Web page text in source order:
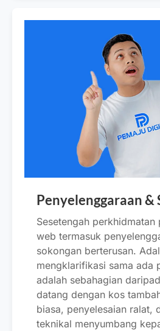
Penyelenggaraan &
Sesetengah perkhidmatan
web termasuk
sokongan berterusan.
mengklarifikasi sama ada
adalah sebahagian
datang dengan kos
biasa, penyelesaian ralat,
teknikal menyumbang